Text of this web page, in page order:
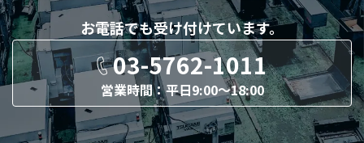
お電話でも受け付けています。
03-5762-1011
営業時間：平日9:00〜18:00